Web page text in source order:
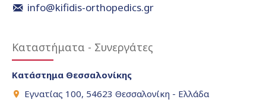
info@kifidis-orthopedics.gr
Καταστήματα - Συνεργάτες
Κατάστημα Θεσσαλονίκης
Εγνατίας 100, 54623 Θεσσαλονίκη - Ελλάδα